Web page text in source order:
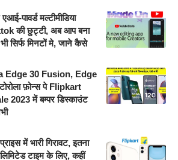
पावर्ड मल्टीमीडिया
की छुट्टी, अब आप बना
भी सिर्फ मिनटों मे, जाने कैसे
Edge 30 Fusion, Edge
फ़ोन्स पे Flipkart
2023 में बम्पर डिस्काउंट
में भारी गिरावट, इतना
लिमिटेड टाइम के लिए, कहीं